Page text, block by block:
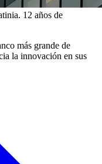
12 años de
más grande de
la innovación en sus